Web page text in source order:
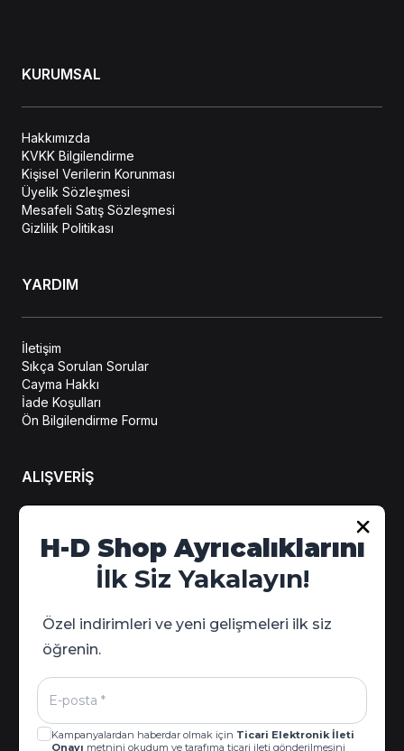
KURUMSAL
Hakkımızda
KVKK Bilgilendirme
Kişisel Verilerin Korunması
Üyelik Sözleşmesi
Mesafeli Satış Sözleşmesi
Gizlilik Politikası
YARDIM
İletişim
Sıkça Sorulan Sorular
Cayma Hakkı
İade Koşulları
Ön Bilgilendirme Formu
ALIŞVERİŞ
Hesabım
Sipariş Takip
Kampanya Detayları
H-D Shop Ayrıcalıklarını
İlk Siz Yakalayın!
Özel indirimleri ve yeni gelişmeleri ilk siz
öğrenin.
Kampanyalardan haberdar olmak için Ticari Elektronik İleti
Onayı metnini okudum ve tarafıma ticari ileti gönderilmesini